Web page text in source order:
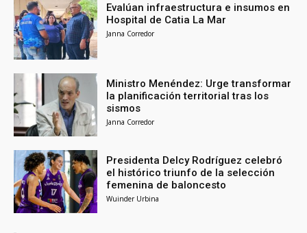
Evalúan infraestructura e insumos en
Hospital de Catia La Mar
Janna Corredor
Ministro Menéndez: Urge transformar
la planificación territorial tras los
sismos
Janna Corredor
Presidenta Delcy Rodríguez celebró
el histórico triunfo de la selección
femenina de baloncesto
Wuinder Urbina